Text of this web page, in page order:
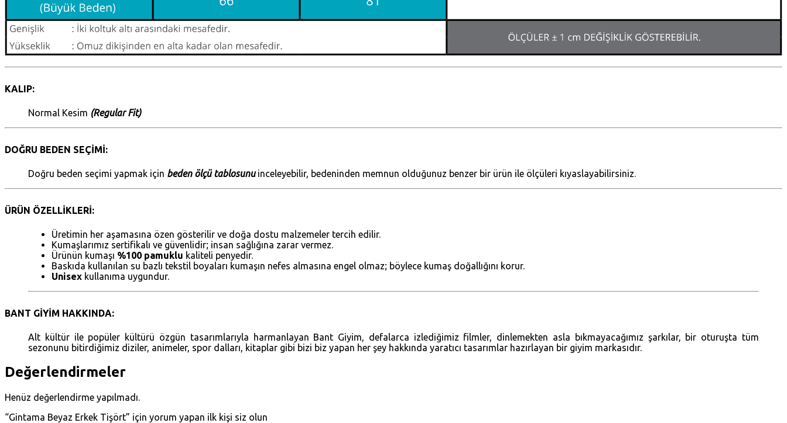
KALIP:
Normal Kesim (Regular Fit)
DOĞRU BEDEN SEÇİMİ:
Doğru beden seçimi yapmak için beden ölçü tablosunuinceleyebilir, bedeninden memnun olduğunuz benzer bir ürün ile ölçüleri kıyaslayabilirsiniz.
ÜRÜN ÖZELLİKLERİ:
Üretimin her aşamasına özen gösterilir ve doğa dostu malzemeler tercih edilir.
Kumaşlarımız sertifikalı ve güvenlidir; insan sağlığına zarar vermez.
Ürünün kumaşı %100 pamuklu kaliteli penyedir.
Baskıda kullanılan su bazlı tekstil boyaları kumaşın nefes almasına engel olmaz; böylece kumaş doğallığını korur.
Unisex kullanıma uygundur.
BANT GİYİM HAKKINDA:
Alt kültür ile popüler kültürü özgün tasarımlarıyla harmanlayan Bant Giyim, defalarca izlediğimiz filmler, dinlemekten asla bıkmayacağımız şarkılar, bir oturuşta tüm
sezonunu bitirdiğimiz diziler, animeler, spor dalları, kitaplar gibi bizi biz yapan her şey hakkında yaratıcı tasarımlar hazırlayan bir giyim markasıdır.
Değerlendirmeler
Henüz değerlendirme yapılmadı.
“Gintama Beyaz Erkek Tişört” için yorum yapan ilk kişi siz olun